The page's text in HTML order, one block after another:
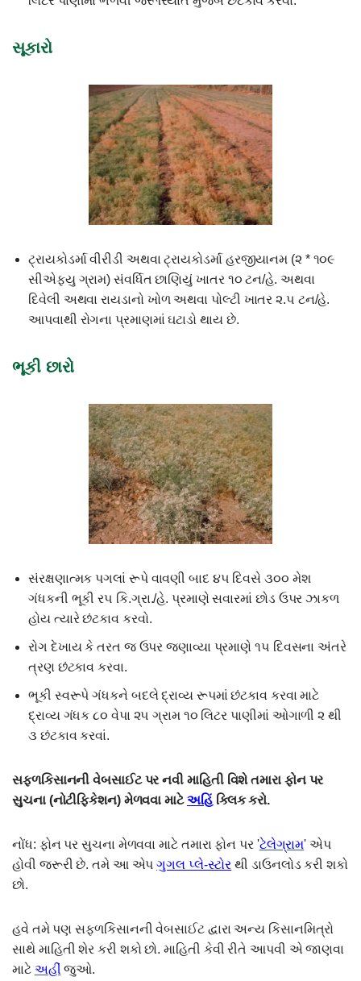
સૂકારો
ટ્રાયકોડર્મા વીરીડી અથવા ટ્રાયકોડર્મા હરજીયાનમ (૨ * ૧૦૯
સીએફયુ ગ્રામ) સંવર્ધિત છાણિયું ખાતર ૧૦ ટન/હે. અથવા
દિવેલી અથવા રાયડાનો ખોળ અથવા પોલ્ટી ખાતર ૨.૫ ટન/હે.
આપવાથી રોગના પ્રમાણમાં ઘટાડો થાય છે.
ભૂકી છારો
સંરક્ષણાત્મક પગલાં રૂપે વાવણી બાદ ૪૫ દિવસે ૩૦૦ મેશ
ગંધકની ભૂકી ર૫ કિ.ગ્રા./હે. પ્રમાણે સવારમાં છોડ ઉપર ઝાકળ
હોય ત્યારે છંટકાવ કરવો.
રોગ દેખાય કે તરત જ ઉપર જણાવ્યા પ્રમાણે ૧૫ દિવસના અંતરે
ત્રણ છંટકાવ કરવા.
ભૂકી સ્વરૂપે ગંધકને બદલે દ્રાવ્ય રૂપમાં છંટકાવ કરવા માટે
દ્રાવ્ય ગંધક ૮૦ વેપા ૨૫ ગ્રામ ૧૦ લિટર પાણીમાં ઓગાળી ૨ થી
૩ છંટકાવ કરવાં.
સફ્ળકિસાનની વેબસાઈટ પર નવી માહિતી વિશે તમારા ફોન પર
સુચના (નોટીફિકેશન) મેળવવા માટેઅહિંક્લિક કરો.
નોંધ: ફોન પર સુચના મેળવવા માટે તમારા ફોન પર 'ટેલેગ્રામ' એપ
હોવી જરૂરી છે. તમે આ એપગુગલ પ્લે-સ્ટોર થી ડાઉનલોડ કરી શકો
છો.
હવે તમે પણ સફળકિસાનની વેબસાઈટ દ્વારા અન્ય કિસાનમિત્રો
સાથે માહિતી શેર કરી શકો છો. માહિતી કેવી રીતે આપવી એ જાણવા
માટે અહીં જુઓ.